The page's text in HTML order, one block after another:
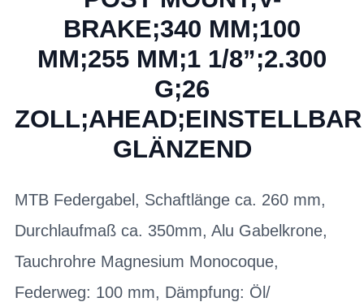
BRAKE;340 MM;100
MM;255 MM;1 1/8”;2.300
G;26
GLÄNZEND
MTB Federgabel, Schaftlänge ca. 260 mm,
Durchlaufmaß ca. 350mm, Alu Gabelkrone,
Tauchrohre Magnesium Monocoque,
Federweg: 100 mm, Dämpfung: Öl/